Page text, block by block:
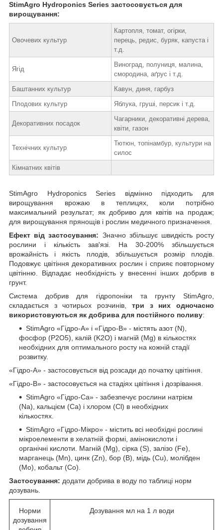
StimAgro Hydroponics Series застосовується для
вирощування:
Овочевих культур
Картопля, томат, огірки,
перець, редис, буряк, капуста і
т.д.
Ягід
Виноград, полуниця, малина,
смородина, аґрус і т.д.
Баштанних культур
Кавун, диня, гарбуз
Плодових культур
Яблука, груші, персик і т.д.
Декоративних посадок
Чагарники, декоративні дерева,
квіти, газон
Технічних культур
Тютюн, топінамбур, культури на
силос
Кімнатних квітів
StimAgro Hydroponics Series відмінно підходить для
вирощування врожаю в теплицях, коли потрібно
максимальний результат; як добриво для квітів на продаж;
для вирощування прянощів і рослин медичного призначення.
Ефект від застосування: Значно збільшує швидкість росту
рослини і кількість зав'язі. На 30-200% збільшується
врожайність і якість плодів, збільшується розмір плодів.
Подовжує цвітіння декоративних рослин і сприяє повторному
цвітінню. Відпадає необхідність у внесенні інших добрив в
грунт.
Система добрив для гідропоніки та грунту StimAgro,
складається з чотирьох розчинів, три з них одночасно
використовуються як добрива для постійного поливу:
StimAgro «Гідро-А» і «Гідро-В» - містять азот (N),
фосфор (P2O5), калій (K2O) і магній (Mg) в кількостях
необхідних для оптимального росту на кожній стадії
розвитку.
«Гідро-А» - застосовується від розсади до початку цвітіння.
«Гідро-В» - застосовується на стадіях цвітіння і дозрівання.
StimAgro «Гідро-Ca» - забезпечує рослини натрієм
(Na), кальцієм (Ca) і хлором (Cl) в необхідних
кількостях.
StimAgro «Гідро-Мікро» - містить всі необхідні рослині
мікроелементи в хелатній формі, амінокислоти і
органічні кислоти. Магній (Mg), сірка (S), залізо (Fe),
марганець (Mn), цинк (Zn), бор (B), мідь (Cu), молібден
(Mo), кобальт (Co).
Застосування: додати добрива в воду по таблиці норм
дозувань.
Норми
дозування
Дозування мл на 1 л води